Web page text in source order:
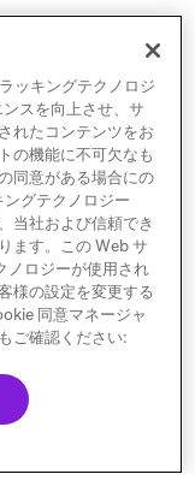
トを使用してポ
みます。
キャンバス分析
ッキングテクノロジ
スを向上させ、サ
れたコンテンツをお
の機能に不可欠なも
同意がある場合にの
グテクノロジー
当社および信頼でき
ます。この Web サ
ノロジーが使用され
様の設定を変更する
同意マネージャ
ご確認ください: